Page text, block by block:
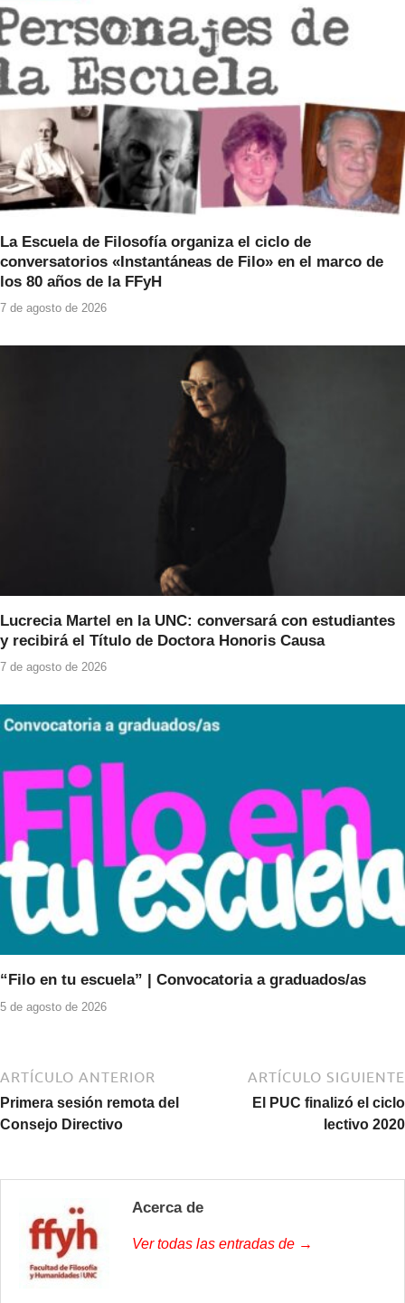
o
k
p
La Escuela de Filosofía organiza el ciclo de
conversatorios «Instantáneas de Filo» en el marco de
los 80 años de la FFyH
7 de agosto de 2026
Lucrecia Martel en la UNC: conversará con estudiantes
y recibirá el Título de Doctora Honoris Causa
7 de agosto de 2026
“Filo en tu escuela” | Convocatoria a graduados/as
5 de agosto de 2026
ARTÍCULO ANTERIOR
Primera sesión remota del
Consejo Directivo
ARTÍCULO SIGUIENTE
El PUC finalizó el ciclo
lectivo 2020
Acerca de
Ver todas las entradas de →